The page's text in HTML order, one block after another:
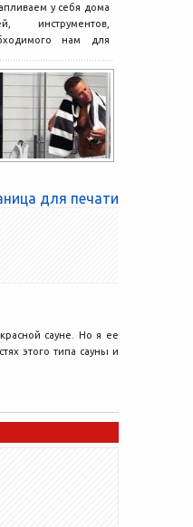
у себя дома
инструментов,
нам для
или отдыха....
для печати
сауне. Но я ее
этого типа сауны и